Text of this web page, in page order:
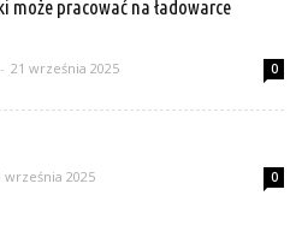
może pracować na ładowarce
- 21 września 2025 0
września 2025 0